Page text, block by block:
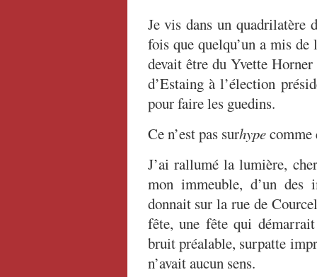
Je vis dans un quadrilatère
fois que quelqu’un a mis
devait être du Yvette
d’Estaing à l’élection
pour faire les guedins.
Ce n’est pas surhypecomme
J’ai rallumé la lumière,
mon immeuble, d’un des
donnait sur la rue de
fête, une fête qui
bruit préalable, surpatte
n’avait aucun sens.